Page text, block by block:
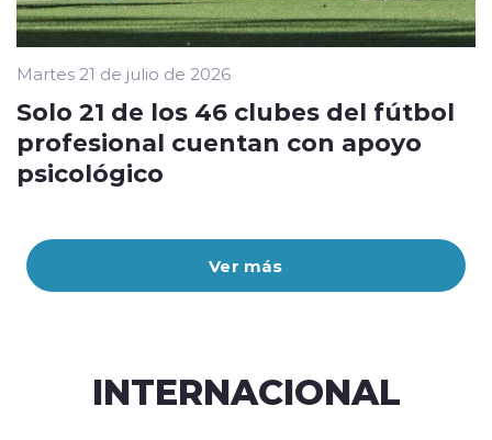
Ver más
Martes 21 de julio de 2026
Solo 21 de los 46 clubes del fútbol
profesional cuentan con apoyo
psicológico
INTERNACIONAL